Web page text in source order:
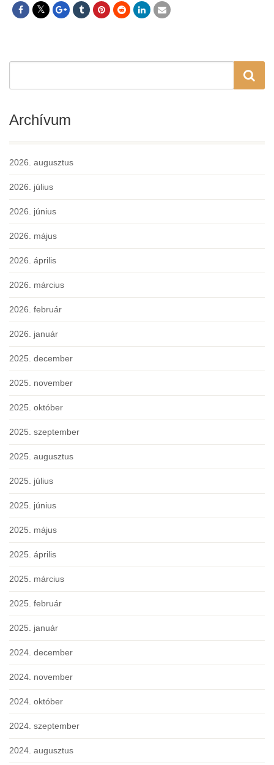
Archívum
2026. augusztus
2026. július
2026. június
2026. május
2026. április
2026. március
2026. február
2026. január
2025. december
2025. november
2025. október
2025. szeptember
2025. augusztus
2025. július
2025. június
2025. május
2025. április
2025. március
2025. február
2025. január
2024. december
2024. november
2024. október
2024. szeptember
2024. augusztus